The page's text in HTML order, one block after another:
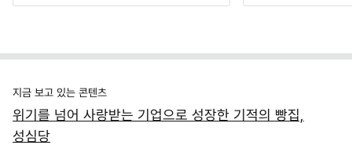
지금 보고 있는 콘텐츠
위기를 넘어 사랑받는 기업으로 성장한 기적의 빵집,
성심당